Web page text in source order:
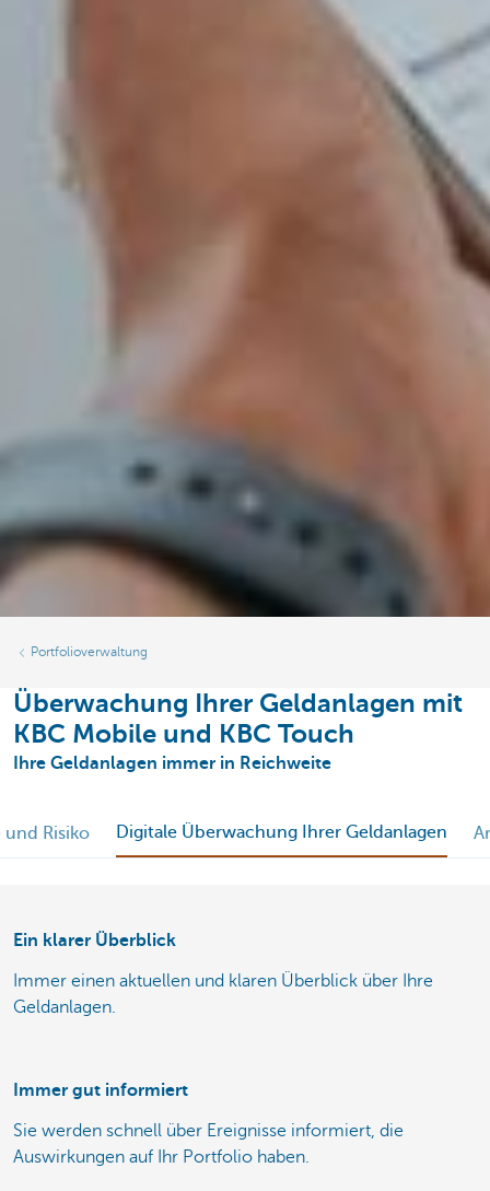
Portfolioverwaltung
Überwachung Ihrer Geldanlagen mit
KBC Mobile und KBC Touch
Ihre Geldanlagen immer in Reichweite
und Risiko Digitale Überwachung Ihrer Geldanlagen
Ein klarer Überblick
Immer einen aktuellen und klaren Überblick über Ihre
Geldanlagen.
Immer gut informiert
Sie werden schnell über Ereignisse informiert, die
Auswirkungen auf Ihr Portfolio haben.